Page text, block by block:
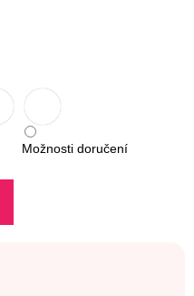
Možnosti doručení